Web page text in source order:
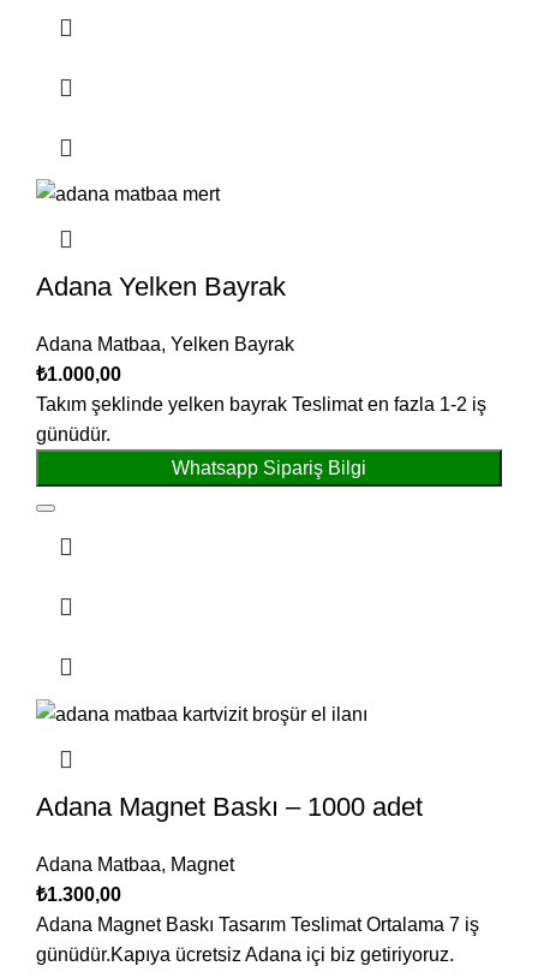
Adana Yelken Bayrak
Adana Matbaa, Yelken Bayrak
₺1.000,00
Takım şeklinde yelken bayrak Teslimat en fazla 1-2 iş
günüdür.
Whatsapp Sipariş Bilgi
Adana Magnet Baskı – 1000 adet
Adana Matbaa, Magnet
₺1.300,00
Adana Magnet Baskı Tasarım Teslimat Ortalama 7 iş
günüdür.Kapıya ücretsiz Adana içi biz getiriyoruz.